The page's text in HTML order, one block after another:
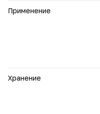
Применение
Хранение